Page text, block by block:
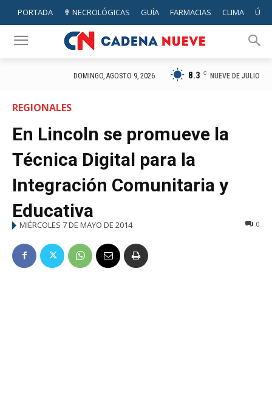
PORTADA ✟ NECROLÓGICAS GUÍA FARMACIAS CLIMA
DOMINGO, AGOSTO 9, 2026 8.3 C NUEVE DE JULIO
REGIONALES
En Lincoln se promueve la
Técnica Digital para la
Integración Comunitaria y
Educativa
MIÉRCOLES 7 DE MAYO DE 2014 0